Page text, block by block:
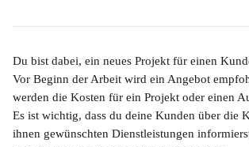
Du bist dabei, ein neues Projekt für einen
Vor Beginn der Arbeit wird ein Angebot
werden die Kosten für ein Projekt oder einen
Es ist wichtig, dass du deine Kunden über die
ihnen gewünschten Dienstleistungen